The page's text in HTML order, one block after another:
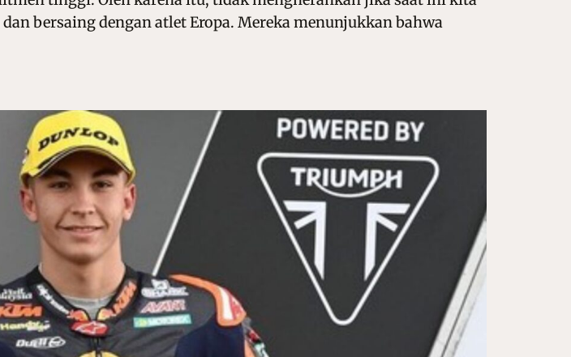
bersaing dengan atlet Eropa. Mereka menunjukkan bahwa